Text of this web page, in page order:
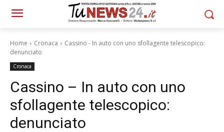
Home Cronaca
Cassino - In auto con uno sfollagente telescopico:
denunciato
Cronaca
Cassino – In auto con uno
sfollagente telescopico:
denunciato